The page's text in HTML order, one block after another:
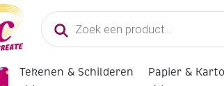
Producten
zoeken
Tekenen & Schilderen Papier &